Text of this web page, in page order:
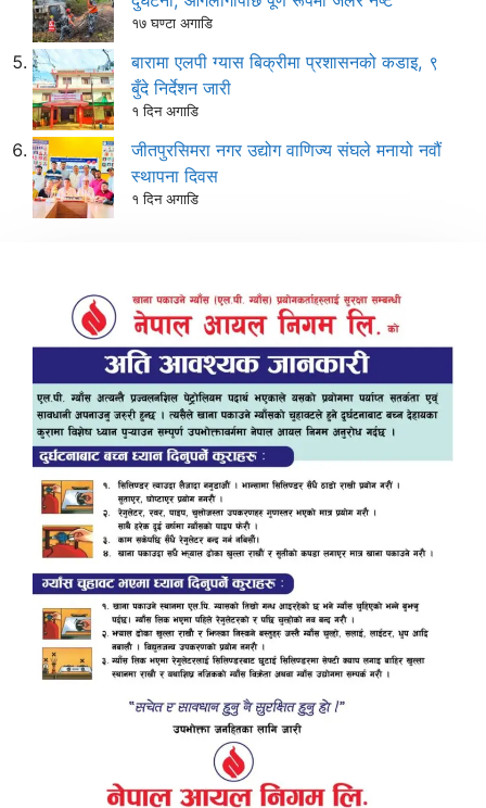
१७ घण्टा अगाडि
बारामा एलपी ग्यास बिक्रीमा प्रशासनको कडाइ, ९
बुँदे निर्देशन जारी
१ दिन अगाडि
जीतपुरसिमरा नगर उद्योग वाणिज्य संघले मनायो नवौं
स्थापना दिवस
१ दिन अगाडि